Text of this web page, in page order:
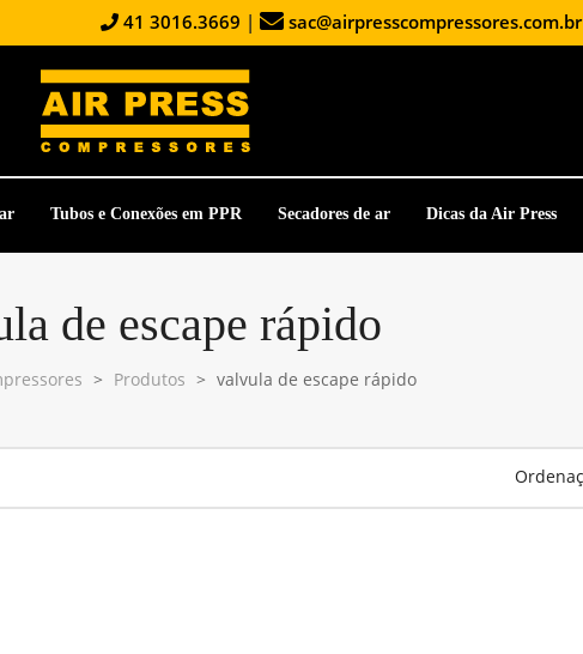
41 3016.3669 | sac@airpresscompressores.com.br
Tubos e Conexões em PPR Secadores de ar Dicas da Air Press
de escape rápido
> Produtos > valvula de escape rápido